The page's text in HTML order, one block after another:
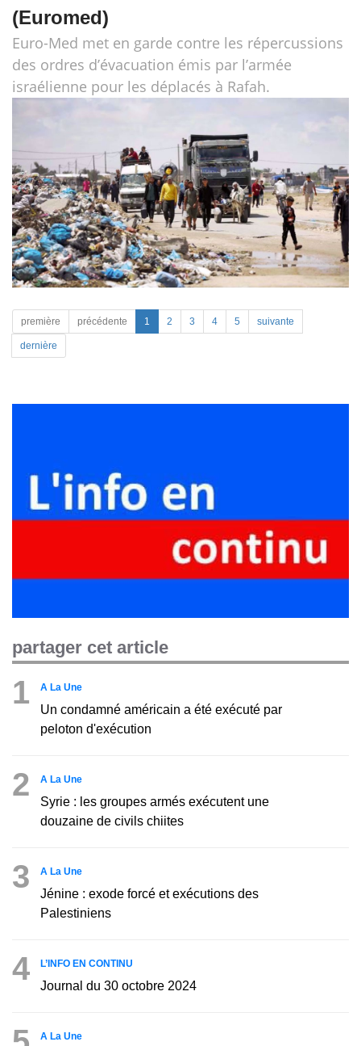
(Euromed)
Euro-Med met en garde contre les répercussions
des ordres d’évacuation émis par l’armée
israélienne pour les déplacés à Rafah.
première précédente 1 2 3 4 5 suivante
dernière
partager cet article
1 A La Une
Un condamné américain a été exécuté par
peloton d'exécution
2 A La Une
Syrie : les groupes armés exécutent une
douzaine de civils chiites
3 A La Une
Jénine : exode forcé et exécutions des
Palestiniens
4 L’INFO EN CONTINU
Journal du 30 octobre 2024
A La Une